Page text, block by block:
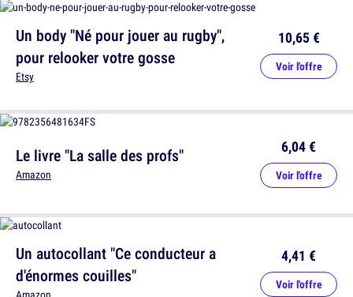
Le livre "La salle des profs"
Amazon
6,04 €
Voir l'offre
Un body "Né pour jouer au rugby",
pour relooker votre gosse
Etsy
10,65 €
Voir l'offre
Un autocollant "Ce conducteur a
d'énormes couilles"
4,41 €
Voir l'offre